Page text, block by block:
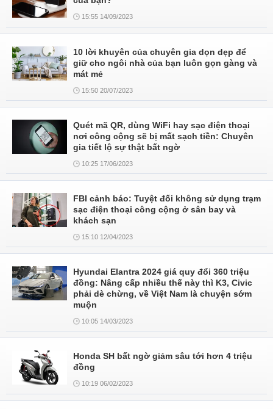
15:55 14/09/2023
10 lời khuyên của chuyên gia dọn dẹp để
giữ cho ngôi nhà của bạn luôn gọn gàng và
mát mẻ
15:50 20/07/2023
Quét mã QR, dùng WiFi hay sạc điện thoại
nơi công cộng sẽ bị mất sạch tiền: Chuyên
gia tiết lộ sự thật bất ngờ
10:25 17/06/2023
FBI cảnh báo: Tuyệt đối không sử dụng trạm
sạc điện thoại công cộng ở sân bay và
khách sạn
15:10 12/04/2023
Hyundai Elantra 2024 giá quy đổi 360 triệu
đồng: Nâng cấp nhiều thế này thì K3, Civic
phải dè chừng, về Việt Nam là chuyện sớm
muộn
10:05 14/03/2023
Honda SH bất ngờ giảm sâu tới hơn 4 triệu
đồng
10:19 06/02/2023